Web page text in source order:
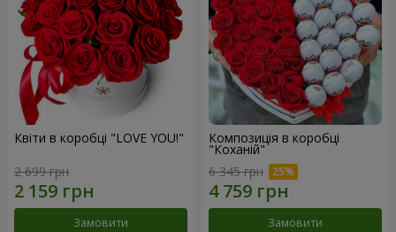
Квіти в коробці "LOVE YOU!"
2 699 грн
Замовити
Композиція в коробці
"Коханій"
6 345 грн
Замовити